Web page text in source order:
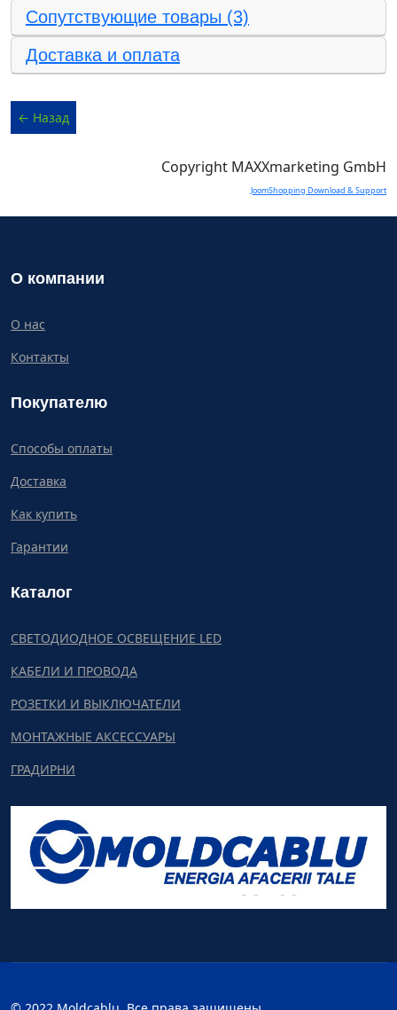
Сопутствующие товары (3)
Доставка и оплата
Copyright MAXXmarketing GmbH
JoomShopping Download & Support
О компании
О нас
Контакты
Покупателю
Способы оплаты
Доставка
Как купить
Гарантии
Каталог
СВЕТОДИОДНОЕ ОСВЕЩЕНИЕ LED
КАБЕЛИ И ПРОВОДА
РОЗЕТКИ И ВЫКЛЮЧАТЕЛИ
МОНТАЖНЫЕ АКСЕССУАРЫ
ГРАДИРНИ